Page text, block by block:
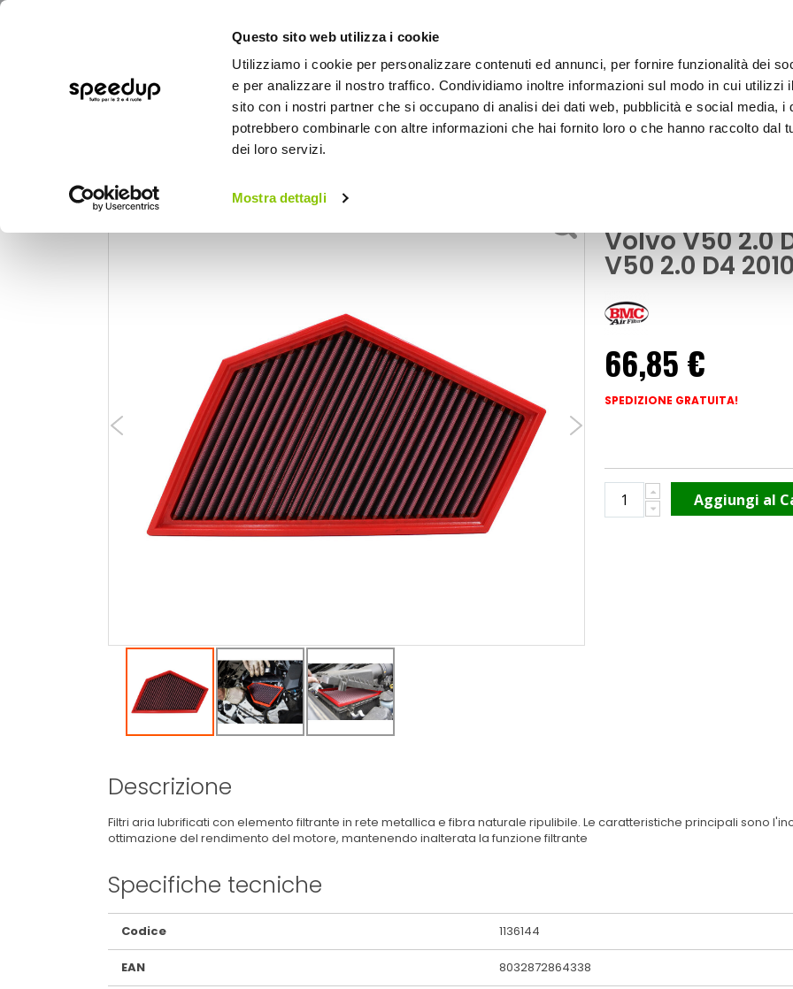
Questo sito web utilizza i cookie
Utilizziamo i cookie per personalizzare contenuti ed annunci, per fornire funzionalità dei
e per analizzare il nostro traffico. Condividiamo inoltre informazioni sul modo in cui utilizzi
sito con i nostri partner che si occupano di analisi dei dati web, pubblicità e social media, i
potrebbero combinarle con altre informazioni che hai fornito loro o che hanno raccolto dal
dei loro servizi.
Mostra dettagli
BICI OUTDOOR
Home
Volvo V50 2.0
V50 2.0 D4
66,85 €
SPEDIZIONE GRATUITA!
Aggiungi al
Descrizione
Filtri aria lubrificati con elemento filtrante in rete metallica e fibra naturale ripulibile. Le caratteristiche principali sono
ottimazione del rendimento del motore, mantenendo inalterata la funzione filtrante
Specifiche tecniche
Maggiori
Informazioni
Codice 1136144
EAN 8032872864338